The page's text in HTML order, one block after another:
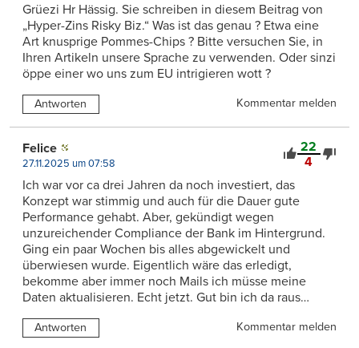
Grüezi Hr Hässig. Sie schreiben in diesem Beitrag von
„Hyper-Zins Risky Biz.“ Was ist das genau ? Etwa eine
Art knusprige Pommes-Chips ? Bitte versuchen Sie, in
Ihren Artikeln unsere Sprache zu verwenden. Oder sinzi
öppe einer wo uns zum EU intrigieren wott ?
Antworten Kommentar melden
22
4
Felice
27.11.2025 um 07:58
Ich war vor ca drei Jahren da noch investiert, das
Konzept war stimmig und auch für die Dauer gute
Performance gehabt. Aber, gekündigt wegen
unzureichender Compliance der Bank im Hintergrund.
Ging ein paar Wochen bis alles abgewickelt und
überwiesen wurde. Eigentlich wäre das erledigt,
bekomme aber immer noch Mails ich müsse meine
Daten aktualisieren. Echt jetzt. Gut bin ich da raus…
Antworten Kommentar melden